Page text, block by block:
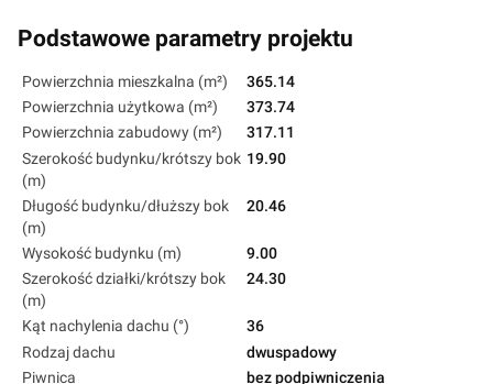
Podstawowe parametry projektu
Powierzchnia mieszkalna (m²)
365.14
Powierzchnia użytkowa (m²)
373.74
Powierzchnia zabudowy (m²)
317.11
Szerokość budynku/krótszy bok
(m)
19.90
Długość budynku/dłuższy bok
(m)
20.46
Wysokość budynku (m)
9.00
Szerokość działki/krótszy bok
(m)
24.30
Kąt nachylenia dachu (°)
36
Rodzaj dachu
dwuspadowy
Piwnica
bez podpiwniczenia